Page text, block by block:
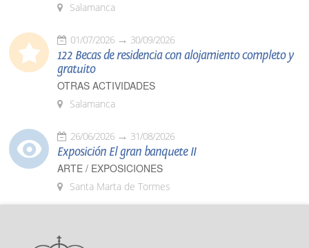
Salamanca
01/07/2026 30/09/2026
122 Becas de residencia con alojamiento completo y
gratuito
OTRAS ACTIVIDADES
Salamanca
26/06/2026 31/08/2026
Exposición El gran banquete II
ARTE / EXPOSICIONES
Santa Marta de Tormes